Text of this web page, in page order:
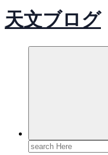
天文ブログ
Search